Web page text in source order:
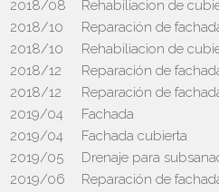
2018/08
Rehabiliacion de
2018/10
Reparación de
2018/10
Rehabiliacion de
2018/12
Reparación de
2018/12
Reparación de
2019/04
Fachada
2019/04
Fachada cubierta
2019/05
Drenaje para
2019/06
Reparación de